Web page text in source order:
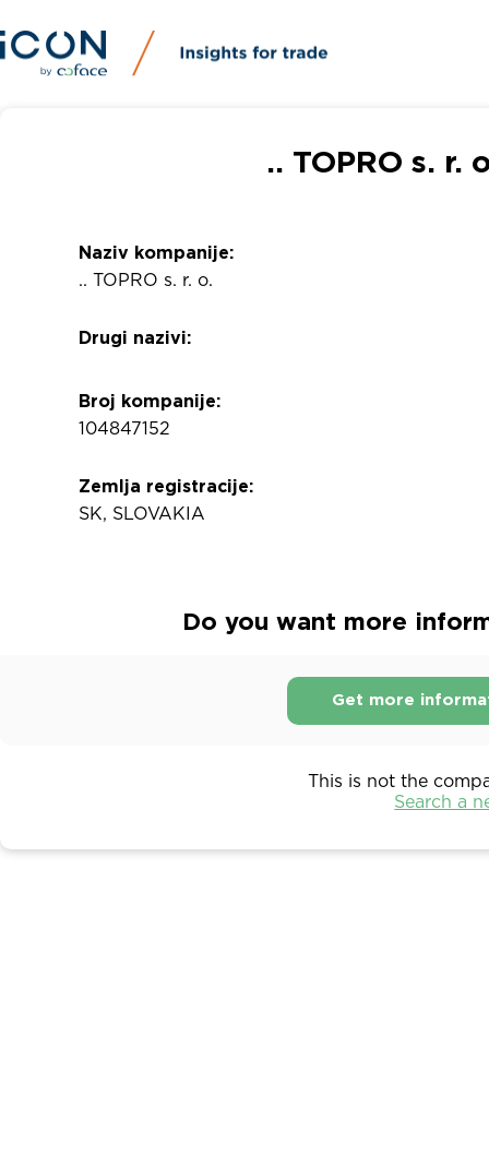
.. TOPRO s.
Naziv kompanije:
.. TOPRO s. r. o.
Drugi nazivi:
Broj kompanije:
104847152
Zemlja registracije:
SK, SLOVAKIA
Do you want more
Get more
This is not the
Search a